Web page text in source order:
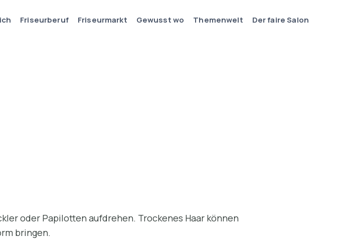
Friseurberuf Friseurmarkt Gewusst wo Themenwelt Der faire Salon
oder Papilotten aufdrehen. Trockenes Haar können
bringen.